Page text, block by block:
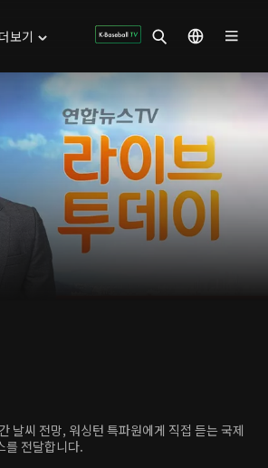
더보기
날씨 전망, 워싱턴 특파원에게 직접 듣는 국제
를 전달합니다.